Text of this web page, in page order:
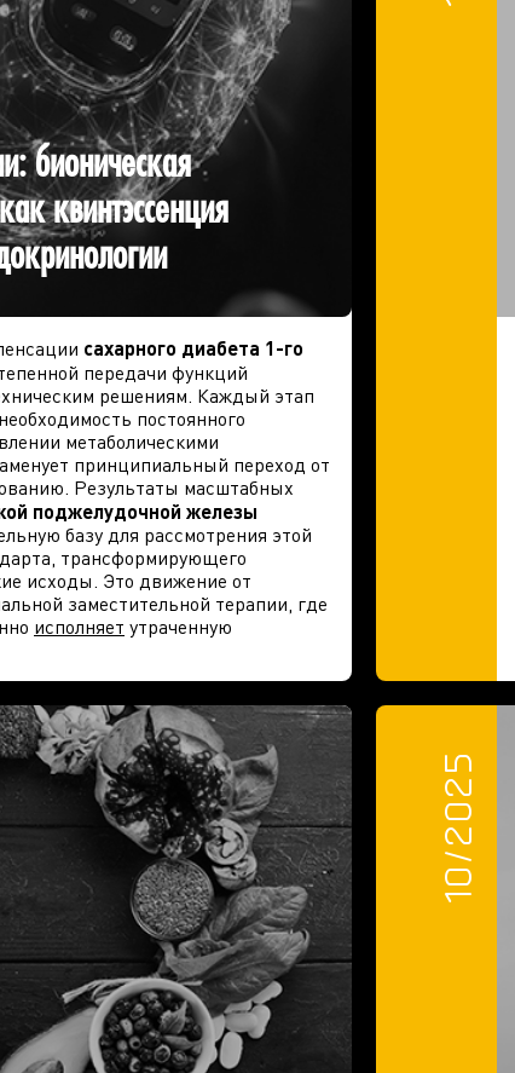
бионическая
квинтэссенция
сахарного диабета 1-го
передачи функций
решениям. Каждый этап
постоянного
метаболическими
принципиальный переход от
Результаты масштабных
поджелудочной железы
базу для рассмотрения этой
трансформирующего
исходы. Это движение от
заместительной терапии, где
исполняет утраченную
10/2025